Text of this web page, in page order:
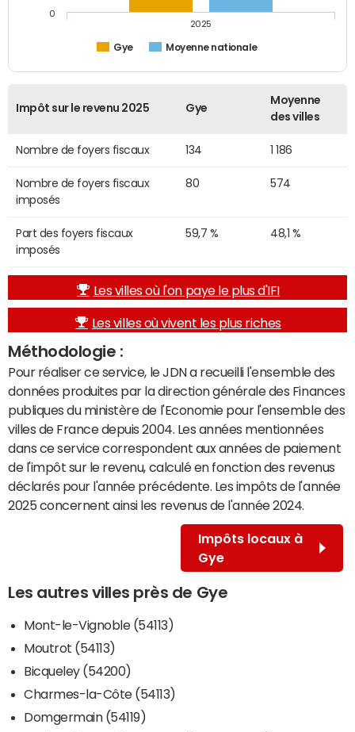
Gye Moyenne nationale
2025
0
Impôt sur le revenu 2025 Gye
Moyenne
des villes
Nombre de foyers fiscaux 134 1 186
Nombre de foyers fiscaux
imposés
80 574
Part des foyers fiscaux
imposés
59,7 % 48,1 %
Les villes où l'on paye le plus d'IFI
Les villes où vivent les plus riches
Méthodologie :
Pour réaliser ce service, le JDN a recueilli l'ensemble des
données produites par la direction générale des Finances
publiques du ministère de l'Economie pour l'ensemble des
villes de France depuis 2004. Les années mentionnées
dans ce service correspondent aux années de paiement
de l'impôt sur le revenu, calculé en fonction des revenus
déclarés pour l'année précédente. Les impôts de l'année
2025 concernent ainsi les revenus de l'année 2024.
Impôts locaux à
Gye
Les autres villes près de Gye
Mont-le-Vignoble (54113)
Moutrot (54113)
Bicqueley (54200)
Charmes-la-Côte (54113)
Domgermain (54119)